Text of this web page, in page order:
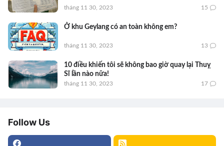
tháng 11 30, 2023 15
Ở khu Geylang có an toàn không em?
tháng 11 30, 2023 13
10 điều khiến tôi sẽ không bao giờ quay lại Thuỵ
Sĩ lần nào nữa!
tháng 11 30, 2023 17
Follow Us